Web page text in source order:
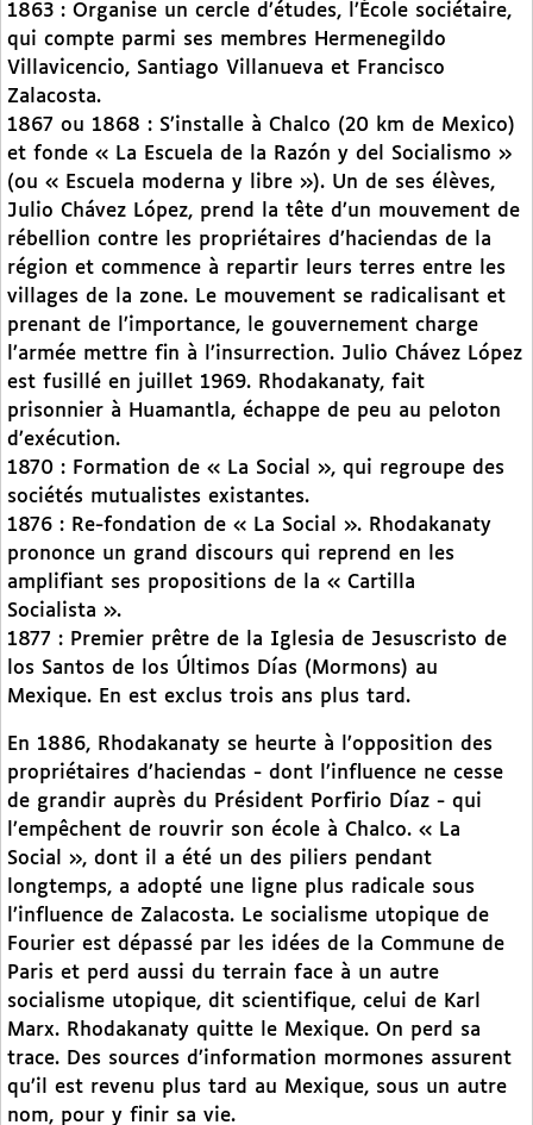
1863 : Organise un cercle d’études, l’École sociétaire,
qui compte parmi ses membres Hermenegildo
Villavicencio, Santiago Villanueva et Francisco
Zalacosta.
1867 ou 1868 : S’installe à Chalco (20 km de Mexico)
et fonde « La Escuela de la Razón y del Socialismo »
(ou « Escuela moderna y libre »). Un de ses élèves,
Julio Chávez López, prend la tête d’un mouvement de
rébellion contre les propriétaires d’haciendas de la
région et commence à repartir leurs terres entre les
villages de la zone. Le mouvement se radicalisant et
prenant de l’importance, le gouvernement charge
l’armée mettre fin à l’insurrection. Julio Chávez López
est fusillé en juillet 1969. Rhodakanaty, fait
prisonnier à Huamantla, échappe de peu au peloton
d’exécution.
1870 : Formation de « La Social », qui regroupe des
sociétés mutualistes existantes.
1876 : Re-fondation de « La Social ». Rhodakanaty
prononce un grand discours qui reprend en les
amplifiant ses propositions de la « Cartilla
Socialista ».
1877 : Premier prêtre de la Iglesia de Jesuscristo de
los Santos de los Últimos Días (Mormons) au
Mexique. En est exclus trois ans plus tard.
En 1886, Rhodakanaty se heurte à l’opposition des
propriétaires d’haciendas - dont l’influence ne cesse
de grandir auprès du Président Porfirio Díaz - qui
l’empêchent de rouvrir son école à Chalco. « La
Social », dont il a été un des piliers pendant
longtemps, a adopté une ligne plus radicale sous
l’influence de Zalacosta. Le socialisme utopique de
Fourier est dépassé par les idées de la Commune de
Paris et perd aussi du terrain face à un autre
socialisme utopique, dit scientifique, celui de Karl
Marx. Rhodakanaty quitte le Mexique. On perd sa
trace. Des sources d’information mormones assurent
qu’il est revenu plus tard au Mexique, sous un autre
nom, pour y finir sa vie.